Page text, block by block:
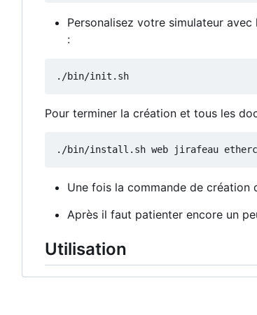
Personalisez votre simulateur
:
Pour terminer la création et tous les
./bin/install.sh web jirafeau
Une fois la commande de création
Après il faut patienter encore un
Utilisation